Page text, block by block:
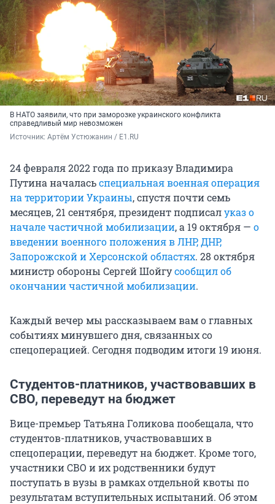
В НАТО заявили, что при заморозке украинского конфликта
справедливый мир невозможен
Источник: Артём Устюжанин / E1.RU
24 февраля 2022 года по приказу Владимира
Путина началасьспециальная военная операция
на территории Украины, спустя почти семь
месяцев, 21 сентября, президент подписалуказ о
начале частичной мобилизации, а 19 октября — о
введении военного положения в ЛНР, ДНР,
Запорожской и Херсонской областях. 28 октября
министр обороны Сергей Шойгусообщил об
окончании частичной мобилизации.
Каждый вечер мы рассказываем вам о главных
событиях минувшего дня, связанных со
спецоперацией. Сегодня подводим итоги 19 июня.
Студентов-платников, участвовавших в
СВО, переведут на бюджет
Вице-премьер Татьяна Голикова пообещала, что
студентов-платников, участвовавших в
спецоперации, переведут на бюджет. Кроме того,
участники СВО и их родственники будут
поступать в вузы в рамках отдельной квоты по
результатам вступительных испытаний. Об этом